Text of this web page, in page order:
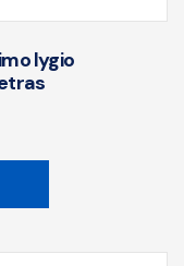
lygio